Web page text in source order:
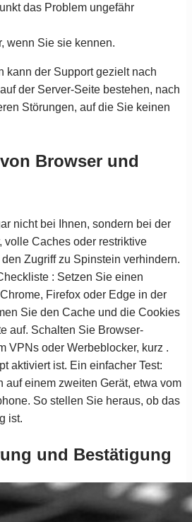
das Problem ungefähr
wenn Sie sie kennen.
kann der Support gezielt nach
der Server-Seite bestehen, nach
Störungen, auf die Sie keinen
Browser und
nicht bei Ihnen, sondern bei der
volle Caches oder restriktive
Zugriff zu Spinstein verhindern.
: Setzen Sie einen
Firefox oder Edge in der
Sie den Cache und die Cookies
auf. Schalten Sie Browser-
VPNs oder Werbeblocker, kurz .
aktiviert ist. Ein einfacher Test:
auf einem zweiten Gerät, etwa vom
So stellen Sie heraus, ob das
ist.
und Bestätigung